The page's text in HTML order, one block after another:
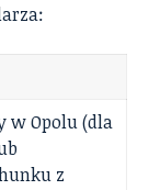
w Opolu (dla
z